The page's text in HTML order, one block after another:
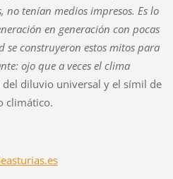
no tenían medios impresos. Es lo
en generación con pocas
se construyeron estos mitos para
ojo que a veces el clima
del diluvio universal y el símil de
climático.